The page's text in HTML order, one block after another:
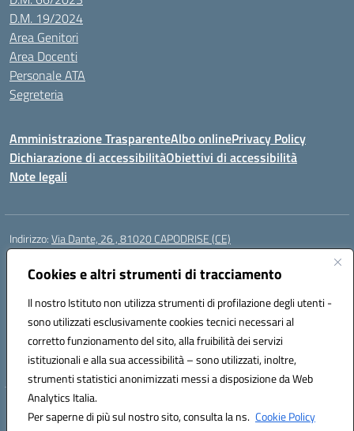
Cookies e altri strumenti di tracciamento
Il nostro Istituto non utilizza strumenti di profilazione degli utenti -
sono utilizzati esclusivamente cookies tecnici necessari al
corretto funzionamento del sito, alla fruibilità dei servizi
istituzionali e alla sua accessibilità – sono utilizzati, inoltre,
strumenti statistici anonimizzati messi a disposizione da Web
Analytics Italia.
Per saperne di più sul nostro sito, consulta la ns. Cookie Policy
D.M. 19/2024
Area Genitori
Area Docenti
Personale ATA
Segreteria
Amministrazione TrasparenteAlbo onlinePrivacy Policy
Dichiarazione di accessibilitàObiettivi di accessibilità
Note legali
Indirizzo:Via Dante, 26 , 81020 CAPODRISE (CE)
Centralino:
Posta elettronica certificata (PEC):CEIC83000V@pec.istruzione.it
Codice fiscale: 80103200616
Codice meccanografico:CEIC83000V
Codice Indice delle Pubbliche Amministrazioni (IPA): istsc_ceic83000v
Codice unico di fatturazione (CUF): UFO76N
Hosting & Powered by 3D Solution S.r.l.